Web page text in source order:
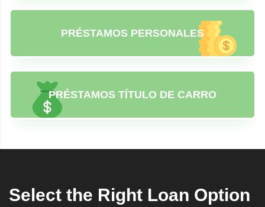
PRÉSTAMOS PERSONALES
PRÉSTAMOS TÍTULO DE CARRO
Select the Right Loan Option